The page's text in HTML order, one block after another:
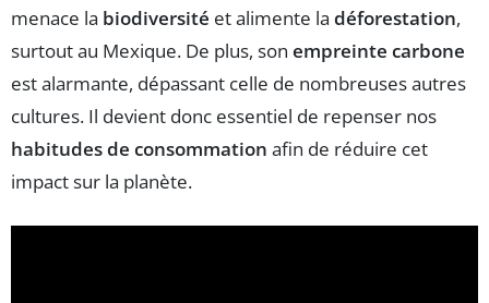
menace la biodiversité et alimente la déforestation,
surtout au Mexique. De plus, son empreinte carbone
est alarmante, dépassant celle de nombreuses autres
cultures. Il devient donc essentiel de repenser nos
habitudes de consommation afin de réduire cet
impact sur la planète.